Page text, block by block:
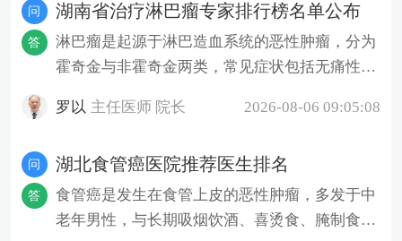
问 湖南省治疗淋巴瘤专家排行榜名单公布
答
淋巴瘤是起源于淋巴造血系统的恶性肿瘤，分为
霍奇金与非霍奇金两类，常见症状包括无痛性淋
罗以 主任医师 院长 2026-08-06 09:05:08
问 湖北食管癌医院推荐医生排名
答
食管癌是发生在食管上皮的恶性肿瘤，多发于中
老年男性，与长期吸烟饮酒、喜烫食、腌制食品